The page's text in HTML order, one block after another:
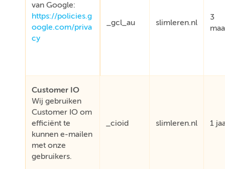
van Google:
https://policies.g
oogle.com/priva
cy
_gcl_au slimleren.nl
3
Customer IO
Wij gebruiken
Customer IO om
efficiënt te
kunnen e-mailen
met onze
gebruikers.
_cioid slimleren.nl 1